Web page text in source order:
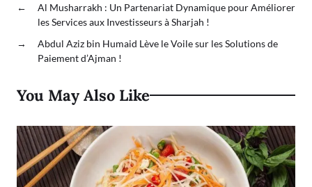
←
Al Musharrakh : Un Partenariat Dynamique pour Améliorer
les Services aux Investisseurs à Sharjah !
→
Abdul Aziz bin Humaid Lève le Voile sur les Solutions de
Paiement d’Ajman !
You May Also Like